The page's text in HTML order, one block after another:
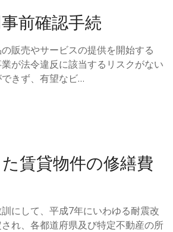
前確認手続
販売やサービスの提供を開始する
が法令違反に該当するリスクがない
きず、有望なビ…
賃貸物件の修繕費
にして、平成7年にいわゆる耐震改
れ、各都道府県及び特定不動産の所